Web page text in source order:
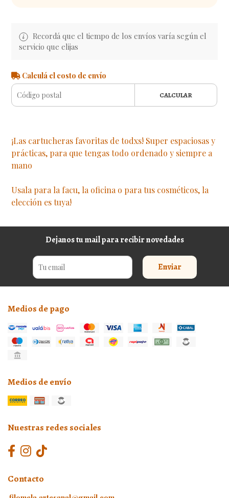
Recordá que el tiempo de los envíos varía según el
servicio que elijas
Calculá el costo de envío
CALCULAR
¡Las cartucheras favoritas de todxs! Super espaciosas y
prácticas, para que tengas todo ordenado y siempre a
mano
Usala para la facu, la oficina o para tus cosméticos, la
elección es tuya!
Dejanos tu mail para recibir novedades
Enviar
Medios de pago
Medios de envío
Nuestras redes sociales
Contacto